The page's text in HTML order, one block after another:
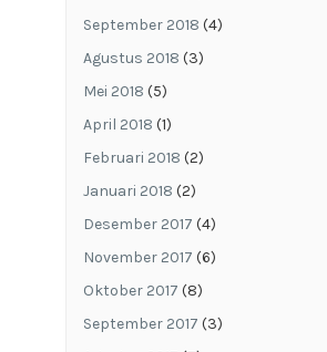
September 2018 (4)
Agustus 2018 (3)
Mei 2018 (5)
April 2018 (1)
Februari 2018 (2)
Januari 2018 (2)
Desember 2017 (4)
November 2017 (6)
Oktober 2017 (8)
September 2017 (3)